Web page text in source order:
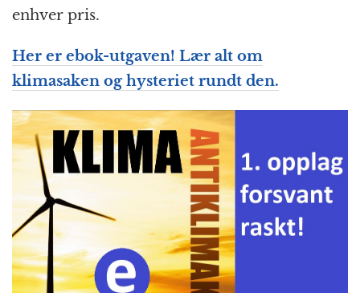
enhver pris.
Her er ebok-utgaven! Lær alt om
klimasaken og hysteriet rundt den.